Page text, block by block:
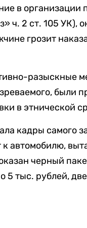
в организации
ч. 2 ст. 105
грозит
разыскные
были
в этнической
кадры самого
автомобилю,
черный
5 тыс. рублей,